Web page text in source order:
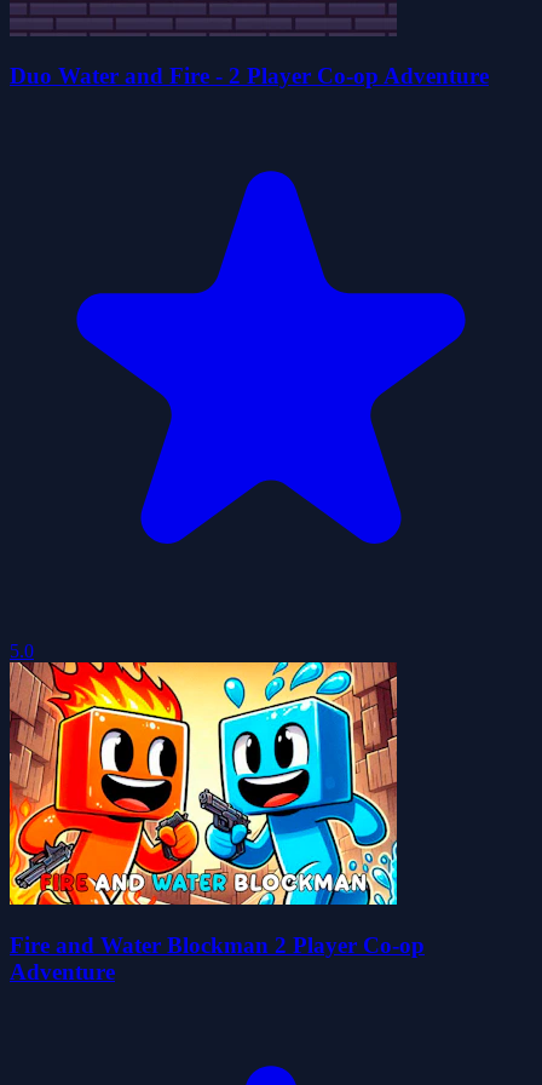
Duo Water and Fire - 2 Player Co-op Adventure
5.0
Fire and Water Blockman 2 Player Co-op
Adventure